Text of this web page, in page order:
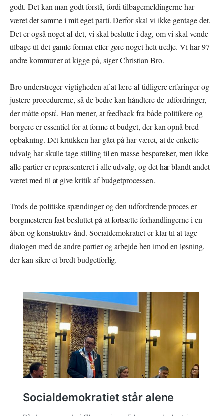
godt. Det kan man godt forstå, fordi tilbagemeldingerne har
været det samme i mit eget parti. Derfor skal vi ikke gentage det.
Det er også noget af det, vi skal beslutte i dag, om vi skal vende
tilbage til det gamle format eller gøre noget helt tredje. Vi har 97
andre kommuner at kigge på, siger Christian Bro.
Bro understreger vigtigheden af at lære af tidligere erfaringer og
justere procedurerne, så de bedre kan håndtere de udfordringer,
der måtte opstå. Han mener, at feedback fra både politikere og
borgere er essentiel for at forme et budget, der kan opnå bred
opbakning. Dét kritikken har gået på har været, at de enkelte
udvalg har skulle tage stilling til en masse besparelser, men ikke
alle partier er repræsenteret i alle udvalg, og det har blandt andet
været med til at give kritik af budgetprocessen.
Trods de politiske spændinger og den udfordrende proces er
borgmesteren fast besluttet på at fortsætte forhandlingerne i en
åben og konstruktiv ånd. Socialdemokratiet er klar til at tage
dialogen med de andre partier og arbejde hen imod en løsning,
der kan sikre et bredt budgetforlig.